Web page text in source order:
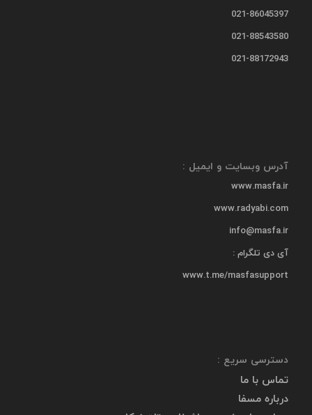
021-86045397
021-88543580
021-88172943
آدرس وبسایت و ایمیل :
www.masfa.ir
www.radyabi.com
info@masfa.ir
آی دی تلگرام :
www.t.me/masfasupport
دسترسی سریع :
تماس با ما
درباره مسفا